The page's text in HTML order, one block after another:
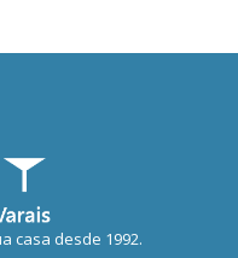
casa desde 1992.